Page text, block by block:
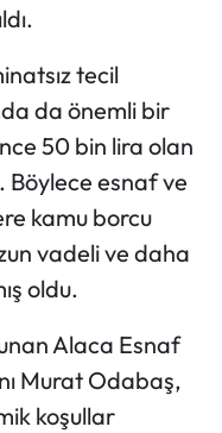
tecil
da önemli bir
50 bin lira olan
Böylece esnaf ve
kamu borcu
vadeli ve daha
oldu.
Alaca Esnaf
Murat Odabaş,
koşullar